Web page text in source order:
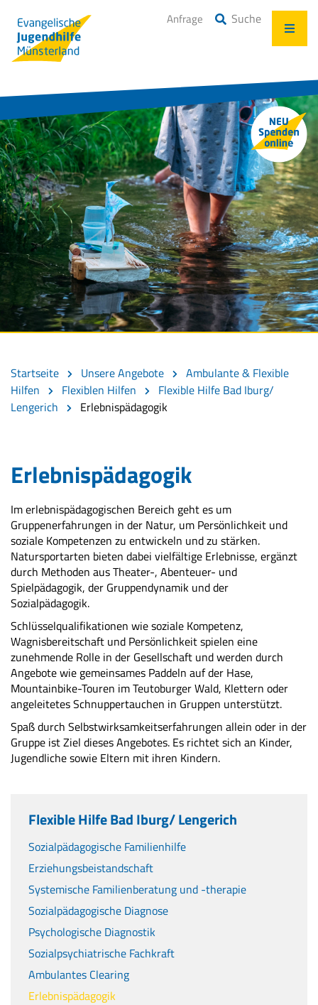
Anfrage Suche
Startseite Unsere Angebote
Ambulante & Flexible
Hilfen
Flexiblen Hilfen
Flexible Hilfe Bad Iburg/
Lengerich
Erlebnispädagogik
Erlebnispädagogik
Im erlebnispädagogischen Bereich geht es um
Gruppenerfahrungen in der Natur, um Persönlichkeit und
soziale Kompetenzen zu entwickeln und zu stärken.
Natursportarten bieten dabei vielfältige Erlebnisse, ergänzt
durch Methoden aus Theater-, Abenteuer- und
Spielpädagogik, der Gruppendynamik und der
Sozialpädagogik.
Schlüsselqualifikationen wie soziale Kompetenz,
Wagnisbereitschaft und Persönlichkeit spielen eine
zunehmende Rolle in der Gesellschaft und werden durch
Angebote wie gemeinsames Paddeln auf der Hase,
Mountainbike-Touren im Teutoburger Wald, Klettern oder
angeleitetes Schnuppertauchen in Gruppen unterstützt.
Spaß durch Selbstwirksamkeitserfahrungen allein oder in der
Gruppe ist Ziel dieses Angebotes. Es richtet sich an Kinder,
Jugendliche sowie Eltern mit ihren Kindern.
Flexible Hilfe Bad Iburg/ Lengerich
Sozialpädagogische Familienhilfe
Erziehungsbeistandschaft
Systemische Familienberatung und -therapie
Sozialpädagogische Diagnose
Psychologische Diagnostik
Sozialpsychiatrische Fachkraft
Ambulantes Clearing
Erlebnispädagogik